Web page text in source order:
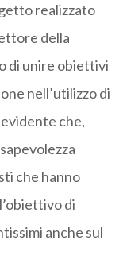
realizzato
della
di unire obiettivi
nell’utilizzo di
che,
che hanno
di
anche sul